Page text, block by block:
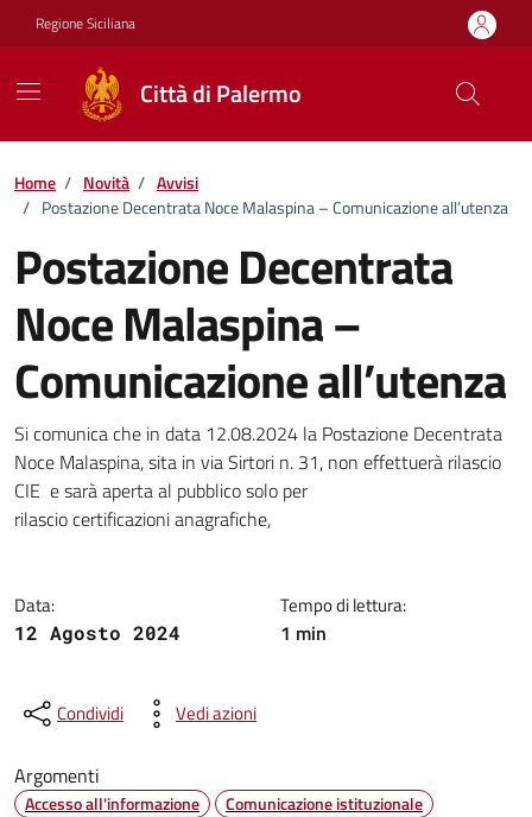
Vai ai contenuti
Vai al footer
Regione Siciliana
Città di Palermo
Home / Novità / Avvisi
/ Postazione Decentrata Noce Malaspina – Comunicazione all’utenza
Postazione Decentrata
Noce Malaspina –
Comunicazione all’utenza
Dettagli della notizia
Si comunica che in data 12.08.2024 la Postazione Decentrata
Noce Malaspina, sita in via Sirtori n. 31, non effettuerà rilascio
CIE e sarà aperta al pubblico solo per
rilascio certificazioni anagrafiche,
Data:
12 Agosto 2024
Tempo di lettura:
1 min
Condividi Vedi azioni
Argomenti
Accesso all'informazione Comunicazione istituzionale